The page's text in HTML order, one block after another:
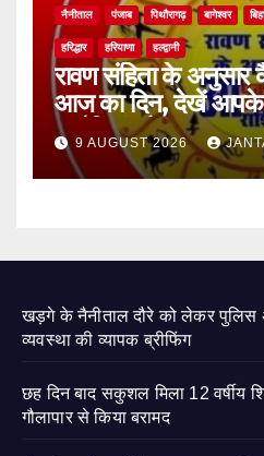
नैनीताल पंजाब पिथौरागढ़ बागेश्वर
हरिद्धार हरियाणा हल्द्वानी
रावण संहिता के अनुसार
आज का दिन, देखें आपके
चुनौतियां और नए अवसर
9 AUGUST 2026
खड़गे के नैनीताल दौरे को लेकर पुलिस
व्यवस्था की व्यापक ब्रीफिंग
छह दिन बाद सकुशल मिला 12 वर्षीय
गौलापार से किया बरामद